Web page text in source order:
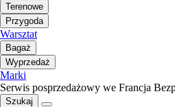
Terenowe
Przygoda
Warsztat
Bagaż
Wyprzedaż
Marki
Serwis posprzedażowy we Francja
Szukaj